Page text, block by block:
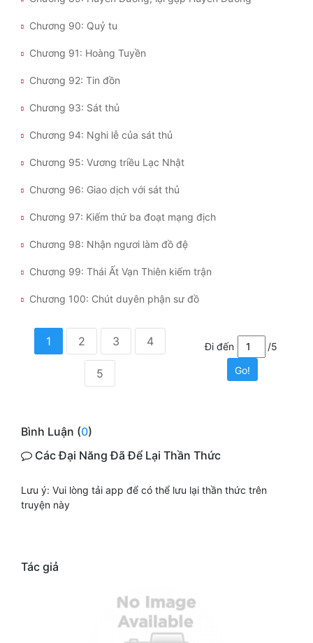
Chương 90: Quỷ tu
Chương 91: Hoàng Tuyền
Chương 92: Tin đồn
Chương 93: Sát thủ
Chương 94: Nghi lễ của sát thủ
Chương 95: Vương triều Lạc Nhật
Chương 96: Giao dịch với sát thủ
Chương 97: Kiếm thứ ba đoạt mạng địch
Chương 98: Nhận ngươi làm đồ đệ
Chương 99: Thái Ất Vạn Thiên kiếm trận
Chương 100: Chút duyên phận sư đồ
1 2 3 4
5
Đi đến
/5
Go!
Bình Luận (0)
Các Đại Năng Đã Để Lại Thần Thức
Lưu ý: Vui lòng tải app để có thể lưu lại thần thức trên
truyện này
Tác giả